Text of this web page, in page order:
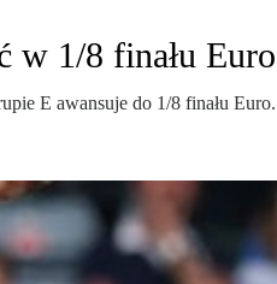
w 1/8 finału
E awansuje do 1/8 finału